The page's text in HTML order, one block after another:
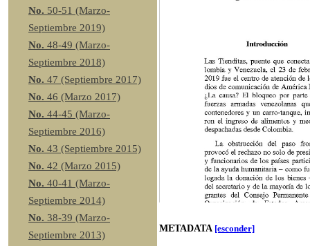
No. 50-51 (Marzo-
Septiembre 2019)
No. 48-49 (Marzo-
Septiembre 2018)
No. 47 (Septiembre 2017)
No. 46 (Marzo 2017)
No. 44-45 (Marzo-
Septiembre 2016)
No. 43 (Septiembre 2015)
No. 42 (Marzo 2015)
No. 40-41 (Marzo-
Septiembre 2014)
No. 38-39 (Marzo-
Septiembre 2013)
METADATA [esconder]